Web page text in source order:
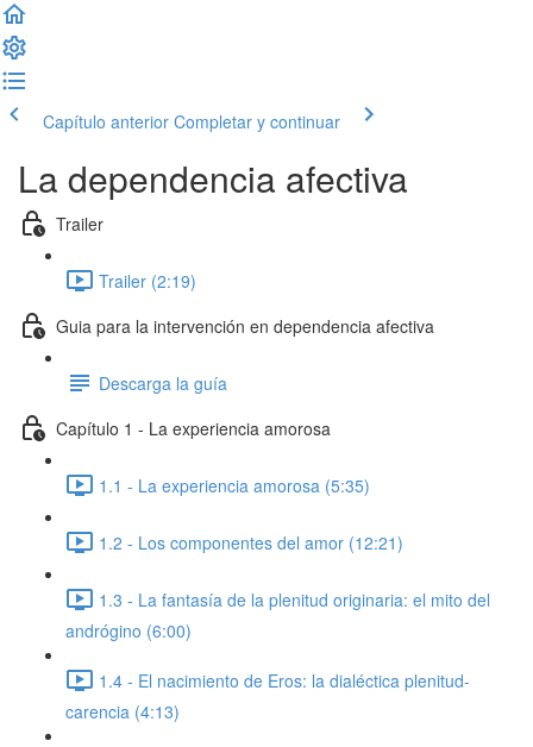
Capítulo anterior Completar y continuar
La dependencia afectiva
Trailer
Trailer (2:19)
Guia para la intervención en dependencia afectiva
Descarga la guía
Capítulo 1 - La experiencia amorosa
1.1 - La experiencia amorosa (5:35)
1.2 - Los componentes del amor (12:21)
1.3 - La fantasía de la plenitud originaria: el mito del
andrógino (6:00)
1.4 - El nacimiento de Eros: la dialéctica plenitud-
carencia (4:13)